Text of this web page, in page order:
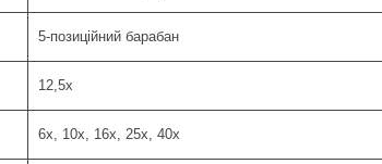
5-позиційний барабан
12,5х
6х, 10х, 16х, 25х, 40х